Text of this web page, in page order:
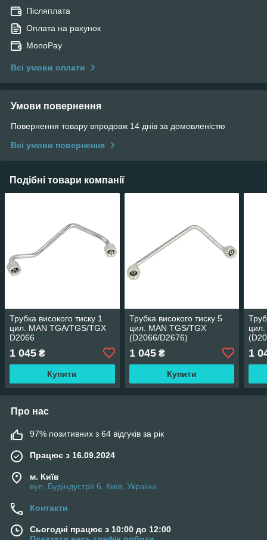
Післяплата
Оплата на рахунок
MonoPay
Всі умови оплати
Умови повернення
Повернення товару впродовж 14 днів за домовленістю
Всі умови повернення
Подібні товари компанії
Трубка високого тиску 1
цил. MAN TGA/TGS/TGX
D2066
1 045 ₴
Купити
Трубка високого тиску 5
цил. MAN TGS/TGX
(D2066/D2676)
1 045₴
Купити
1
Про нас
97% позитивних з 64 відгуків за рік
Працює з 16.09.2024
м. Київ
вул. Будіндустрії 6, Київ, Україна
Контакти
Сьогодні працює з 10:00 до 12:00